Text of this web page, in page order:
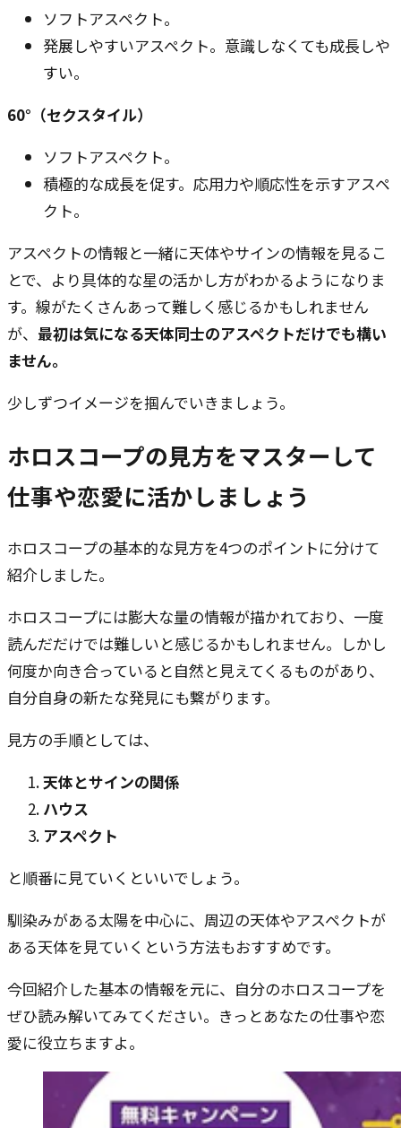
ソフトアスペクト。
発展しやすいアスペクト。意識しなくても成長しや
すい。
60°（セクスタイル）
ソフトアスペクト。
積極的な成長を促す。応用力や順応性を示すアスペ
クト。
アスペクトの情報と一緒に天体やサインの情報を見るこ
とで、より具体的な星の活かし方がわかるようになりま
す。線がたくさんあって難しく感じるかもしれません
が、 最初は気になる天体同士のアスペクトだけでも構い
ません。
少しずつイメージを掴んでいきましょう。
ホロスコープの見方をマスターして
仕事や恋愛に活かしましょう
ホロスコープの基本的な見方を4つのポイントに分けて
紹介しました。
ホロスコープには膨大な量の情報が描かれており、一度
読んだだけでは難しいと感じるかもしれません。しかし
何度か向き合っていると自然と見えてくるものがあり、
自分自身の新たな発見にも繋がります。
見方の手順としては、
天体とサインの関係
ハウス
アスペクト
と順番に見ていくといいでしょう。
馴染みがある太陽を中心に、周辺の天体やアスペクトが
ある天体を見ていくという方法もおすすめです。
今回紹介した基本の情報を元に、自分のホロスコープを
ぜひ読み解いてみてください。きっとあなたの仕事や恋
愛に役立ちますよ。